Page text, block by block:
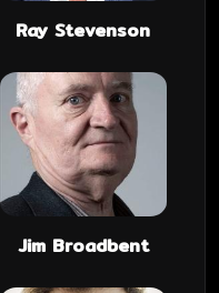
Ray Stevenson
Jim Broadbent